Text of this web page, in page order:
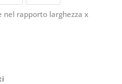
nel rapporto larghezza x